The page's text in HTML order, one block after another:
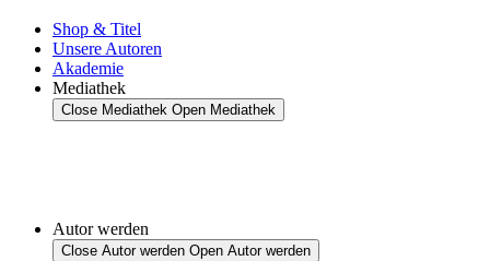
Shop & Titel
Unsere Autoren
Akademie
Mediathek
Close Mediathek Open Mediathek
Autor werden
Close Autor werden Open Autor werden